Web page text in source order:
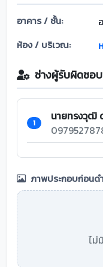
อาคาร / ชั้น:
ห้อง / บริเวณ:
ช่างผู้รับผิดชอบ
1 นายทรงวุฒิ
ภาพประกอบก่อนด
ไม่